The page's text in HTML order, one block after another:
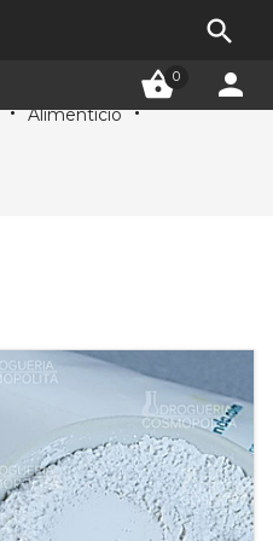
0 

Alimenticio